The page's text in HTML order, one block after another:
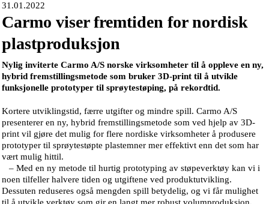
31.01.2022
Carmo viser fremtiden for nordisk
plastproduksjon
Nylig inviterte Carmo A/S norske virksomheter til å oppleve en ny,
hybrid fremstillingsmetode som bruker 3D-print til å utvikle
funksjonelle prototyper til sprøytestøping, på rekordtid.
Kortere utviklingstid, færre utgifter og mindre spill. Carmo A/S
presenterer en ny, hybrid fremstillingsmetode som ved hjelp av 3D-
print vil gjøre det mulig for flere nordiske virksomheter å produsere
prototyper til sprøytestøpte plastemner mer effektivt enn det som har
vært mulig hittil.
– Med en ny metode til hurtig prototyping av støpeverktøy kan vi i
noen tilfeller halvere tiden og utgiftene ved produktutvikling.
Dessuten reduseres også mengden spill betydelig, og vi får mulighet